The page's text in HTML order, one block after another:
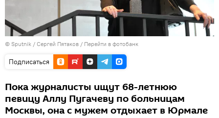
© Sputnik / Сергей Пятаков / Перейти в фотобанк
Подписаться
Пока журналисты ищут 68-летнюю
певицу Аллу Пугачеву по больницам
Москвы, она с мужем отдыхает в Юрмале